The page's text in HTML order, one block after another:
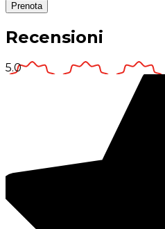
Prenota
Recensioni
5.0